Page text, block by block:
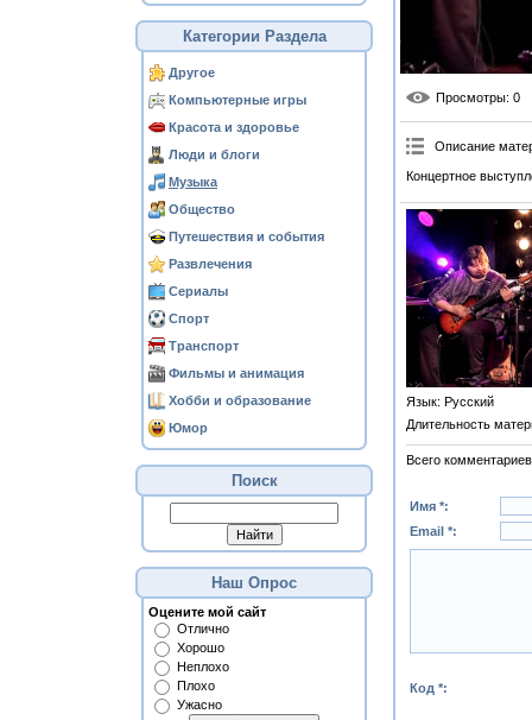
Категории Раздела
Другое
Компьютерные игры
Красота и здоровье
Люди и блоги
Музыка
Общество
Путешествия и события
Развлечения
Сериалы
Спорт
Транспорт
Фильмы и анимация
Хобби и образование
Юмор
Поиск
Наш Опрос
Оцените мой сайт
Отлично
Хорошо
Неплохо
Плохо
Ужасно
Просмотры: 0
Описание
Концертное
Язык: Русский
Длительность
Всего комментариев
Имя *:
Email *:
Код *: